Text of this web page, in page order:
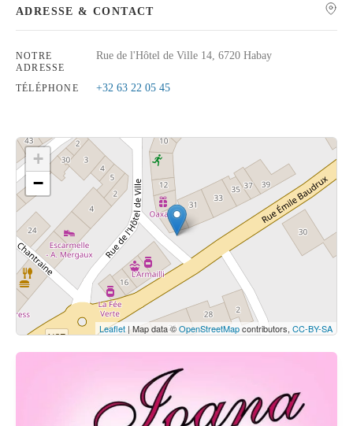
ADRESSE & CONTACT
NOTRE
ADRESSE
Rue de l'Hôtel de Ville 14, 6720 Habay
TÉLÉPHONE +32 63 22 05 45
Cliquez sur le bouton pour afficher la carte.
Voir la carte
+
−
Leaflet | Map data ©OpenStreetMapcontributors, CC-BY-SA